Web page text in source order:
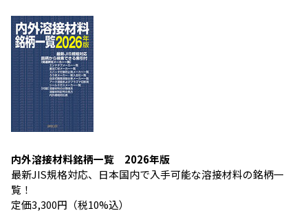
内外溶接材料銘柄一覧 2026年版
最新JIS規格対応、日本国内で入手可能な溶接材料の銘柄一
覧！
定価3,300円（税10%込）